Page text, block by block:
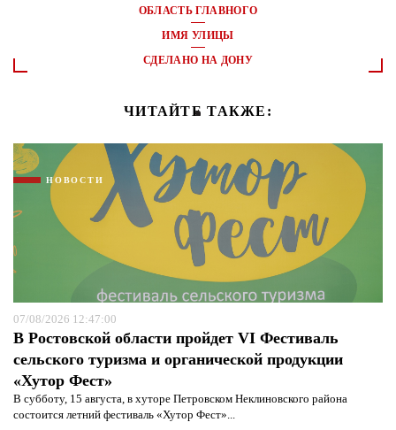
ОБЛАСТЬ ГЛАВНОГО
ИМЯ УЛИЦЫ
СДЕЛАНО НА ДОНУ
ЧИТАЙТЕ ТАКЖЕ:
НОВОСТИ
07/08/2026 12:47:00
В Ростовской области пройдет VI Фестиваль
сельского туризма и органической продукции
«Хутор Фест»
В субботу, 15 августа, в хуторе Петровском Неклиновского района
состоится летний фестиваль «Хутор Фест»...